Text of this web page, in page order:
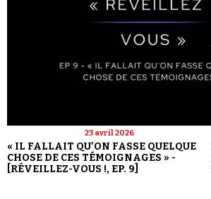
23 avril 2026
« IL FALLAIT QU'ON FASSE QUELQUE
CHOSE DE CES TÉMOIGNAGES » -
[RÉVEILLEZ-VOUS !, EP. 9]